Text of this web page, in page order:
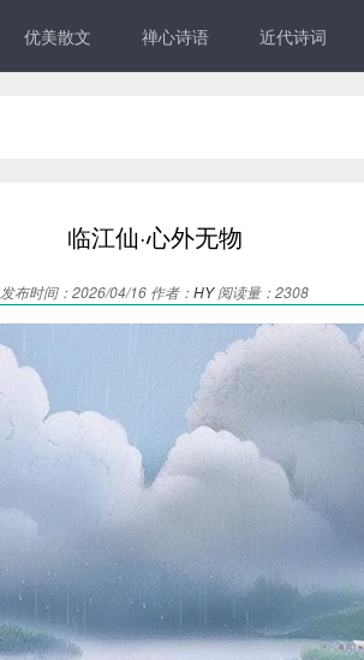
优美散文 禅心诗语 近代诗词
临江仙·心外无物‌
发布时间：2026/04/16 作者：HY阅读量：2308